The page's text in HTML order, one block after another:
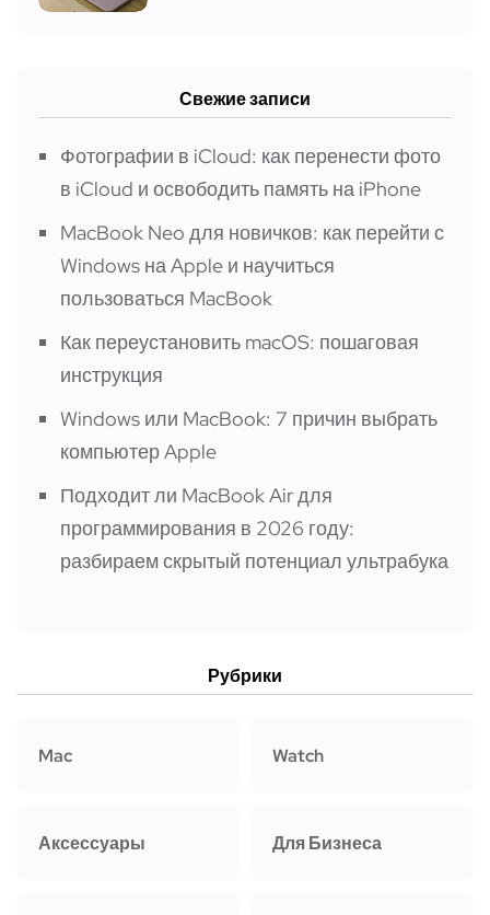
Свежие записи
Фотографии в iCloud: как перенести фото
в iCloud и освободить память на iPhone
MacBook Neo для новичков: как перейти с
Windows на Apple и научиться
пользоваться MacBook
Как переустановить macOS: пошаговая
инструкция
Windows или MacBook: 7 причин выбрать
компьютер Apple
Подходит ли MacBook Air для
программирования в 2026 году:
разбираем скрытый потенциал ультрабука
Рубрики
Mac Watch
Аксессуары Для Бизнеса